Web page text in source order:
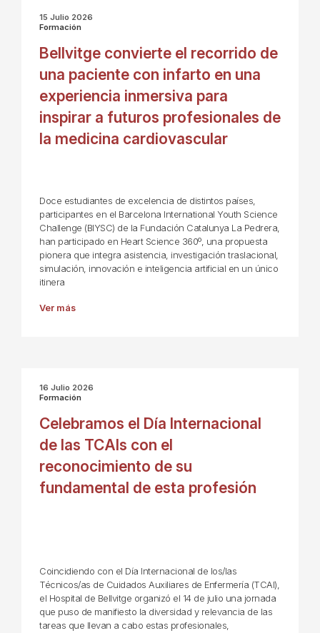
15 Julio 2026
Formación
Bellvitge convierte el recorrido de
una paciente con infarto en una
experiencia inmersiva para
inspirar a futuros profesionales de
la medicina cardiovascular
Doce estudiantes de excelencia de distintos países,
participantes en el Barcelona International Youth Science
Challenge (BIYSC) de la Fundación Catalunya La Pedrera,
han participado en Heart Science 360º, una propuesta
pionera que integra asistencia, investigación traslacional,
simulación, innovación e inteligencia artificial en un único
itinera
Ver más
16 Julio 2026
Formación
Celebramos el Día Internacional
de las TCAIs con el
reconocimiento de su
fundamental de esta profesión
Coincidiendo con el Día Internacional de los/las
Técnicos/as de Cuidados Auxiliares de Enfermería (TCAI),
el Hospital de Bellvitge organizó el 14 de julio una jornada
que puso de manifiesto la diversidad y relevancia de las
tareas que llevan a cabo estas profesionales,